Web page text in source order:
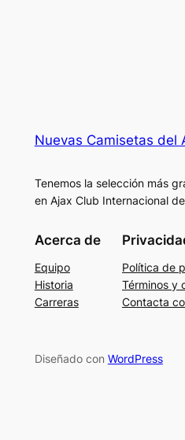
Nuevas Camisetas del
Tenemos la selección más
en Ajax Club Internacional
Acerca de
Equipo
Historia
Carreras
Política de
Términos y
Contacta
Diseñado con WordPress